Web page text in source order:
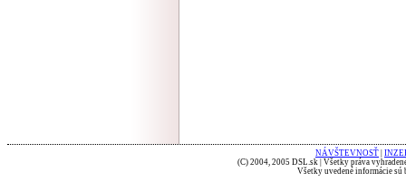
NÁVŠTEVNOSŤ
(C) 2004, 2005 DSL.sk | Všetky práva
Všetky uvedené informácie sú